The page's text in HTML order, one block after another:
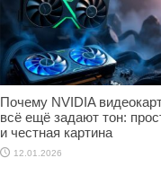
Почему NVIDIA
всё ещё задают тон:
и честная картина
12.01.2026